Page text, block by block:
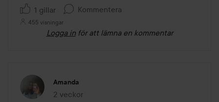
1 gillar Kommentera
455 visningar
Logga in för att lämna en kommentar
Amanda
2 veckor
Inlägget skapades 2 veckor